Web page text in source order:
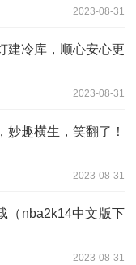
2023-08-31
建冷库，顺心安心更
2023-08-31
妙趣横生，笑翻了！
2023-08-31
（nba2k14中文版下
2023-08-31